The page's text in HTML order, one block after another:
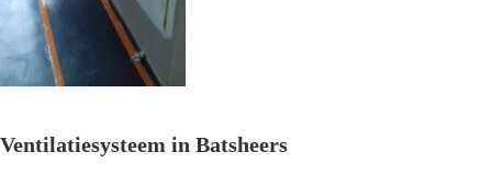
Ventilatiesysteem in Batsheers